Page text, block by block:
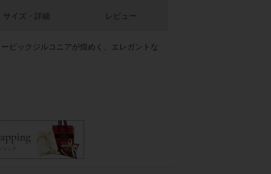
リア
ビックジルコニアが煌めく、エレガントな
サイズ・詳細 レビュー